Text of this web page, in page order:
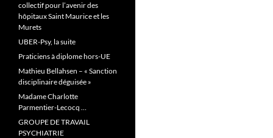
collectif pour l’avenir des
hôpitaux Saint Maurice et les
Murets
UBER-Psy, la suite
Praticiens à diplome hors-UE
Mathieu Bellahsen – « Sanction
disciplinaire déguisée »
Madame Charlotte
Parmentier-Lecocq …
GROUPE DE TRAVAIL
PSYCHIATRIE